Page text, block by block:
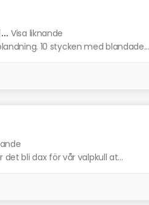
Visa liknande
10 stycken med blandade...
det bli dax för vår valpkull at...